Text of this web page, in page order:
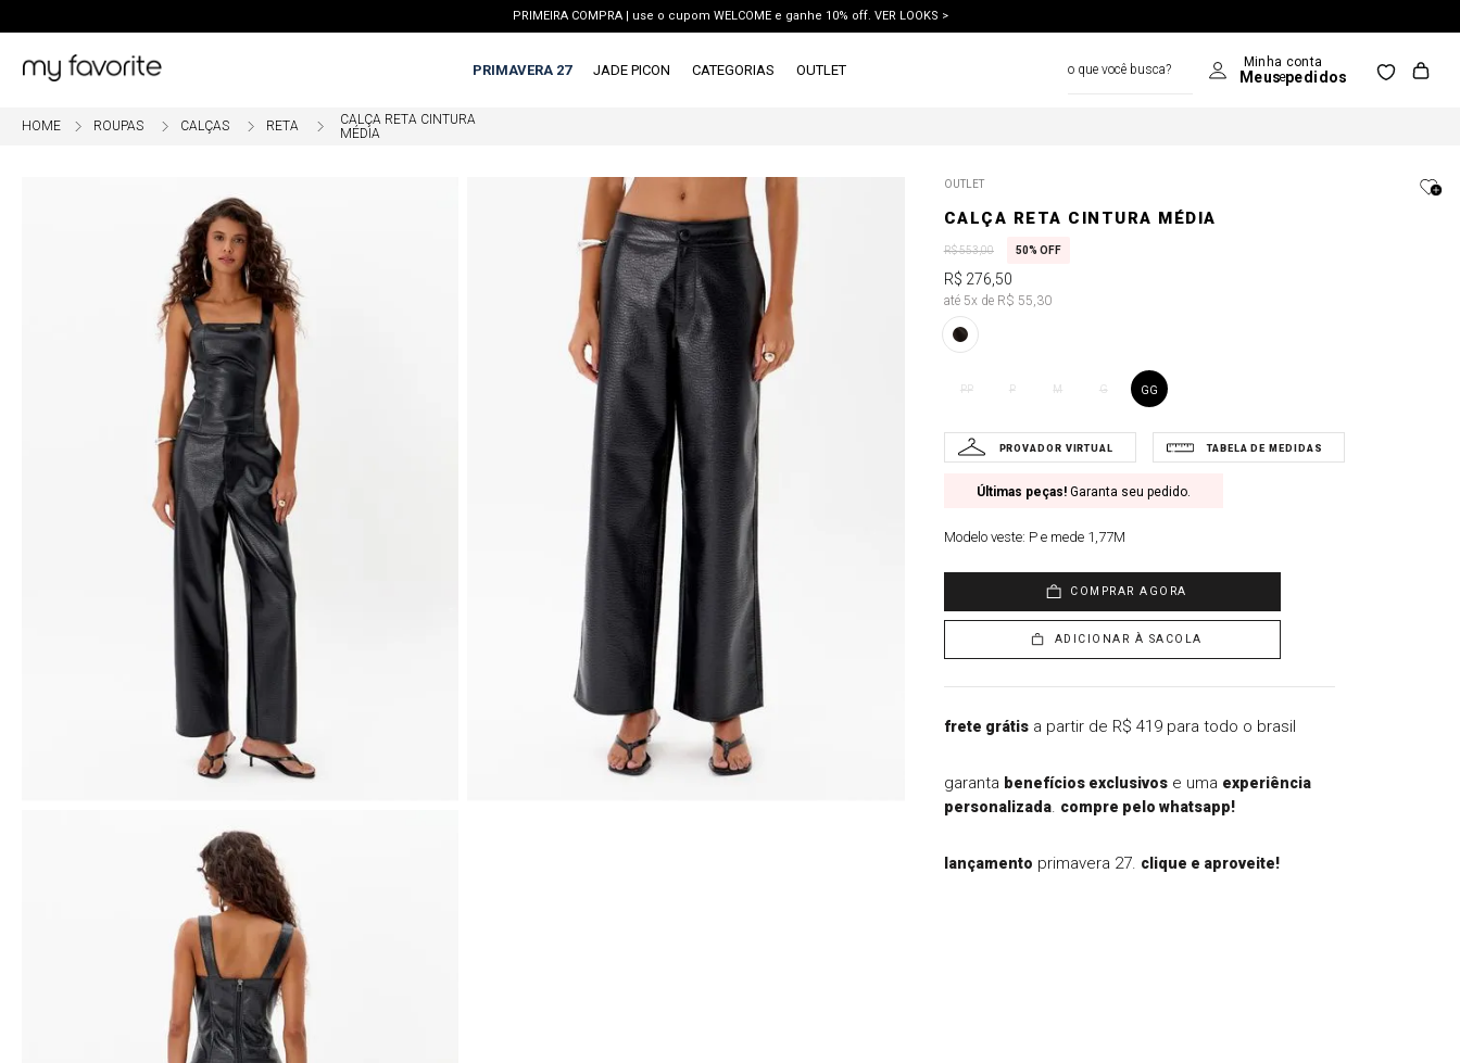
PRIMEIRA COMPRA | use o cupom WELCOME e ganhe 10% off. VER LOOKS >
PRIMAVERA 27 JADE PICON CATEGORIAS OUTLET
ROUPAS CALÇAS RETA
CALÇA RETA CINTURA
MÉDIA
OUTLET
CALÇA RETA CINTURA MÉDIA
R$553,00 50% OFF
R$ 276 50
até 5x de R$ 55,30
PP P M G GG
Últimas peças! Garanta seu pedido.
Modelo veste: P e mede 1,77M
COMPRAR AGORA
ADICIONAR À SACOLA
frete grátisa partir de R$ 419 para todo o brasil
garanta benefícios exclusivose uma experiência
personalizada. compre pelo whatsapp!
lançamento primavera 27. clique e aproveite!
vestido
blusa
calca jeans
calca
5º
saia
short
conjunto
jaqueta
macacao